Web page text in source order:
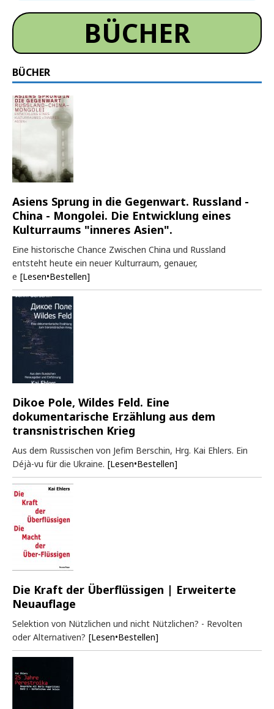
BÜCHER
BÜCHER
Asiens Sprung in die Gegenwart. Russland -
China - Mongolei. Die Entwicklung eines
Kulturraums "inneres Asien".
Eine historische Chance Zwischen China und Russland
entsteht heute ein neuer Kulturraum, genauer,
e [Lesen•Bestellen]
Dikoe Pole, Wildes Feld. Eine
dokumentarische Erzählung aus dem
transnistrischen Krieg
Aus dem Russischen von Jefim Berschin, Hrg. Kai Ehlers. Ein
Déjà-vu für die Ukraine. [Lesen•Bestellen]
Die Kraft der Überflüssigen | Erweiterte
Neuauflage
Selektion von Nützlichen und nicht Nützlichen? - Revolten
oder Alternativen? [Lesen•Bestellen]